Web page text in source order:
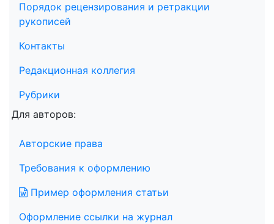
Порядок рецензирования и ретракции
рукописей
Контакты
Редакционная коллегия
Рубрики
Для авторов:
Авторские права
Требования к оформлению
Пример оформления статьи
Оформление ссылки на журнал